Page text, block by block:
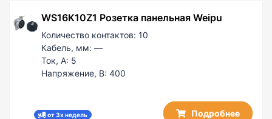
WS16K10Z1 Розетка панельная Weipu
Количество контактов: 10
Кабель, мм: —
Ток, А: 5
Напряжение, В: 400
от 3х недель Подробнее